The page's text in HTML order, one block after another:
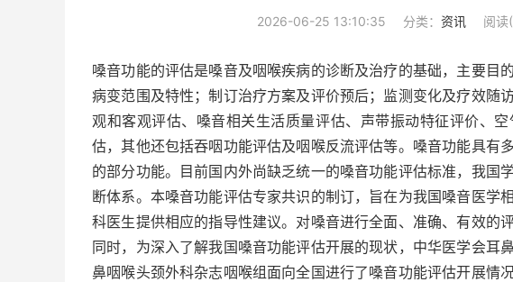
2026-06-25 13:10:35 分类： 资讯 阅读(
嗓音功能的评估是嗓音及咽喉疾病的诊断及治疗的基础，主要目
病变范围及特性；制订治疗方案及评价预后；监测变化及疗效随
观和客观评估、嗓音相关生活质量评估、声带振动特征评价、
估，其他还包括吞咽功能评估及咽喉反流评估等。嗓音功能具有
的部分功能。目前国内外尚缺乏统一的嗓音功能评估标准，我国
断体系。本嗓音功能评估专家共识的制订，旨在为我国嗓音医学
科医生提供相应的指导性建议。对嗓音进行全面、准确、有效的
同时，为深入了解我国嗓音功能评估开展的现状，中华医学会耳
鼻咽喉头颈外科杂志咽喉组面向全国进行了嗓音功能评估开展情